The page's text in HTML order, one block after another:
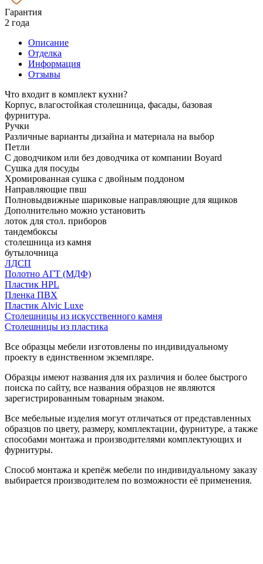
Гарантия
2 года
Описание
Отделка
Информация
Отзывы
Что входит в комплект кухни?
Корпус, влагостойкая столешница, фасады, базовая
фурнитура.
Ручки
Различные варианты дизайна и материала на выбор
Петли
С доводчиком или без доводчика от компании Boyard
Сушка для посуды
Хромированная сушка с двойным поддоном
Направляющие пвш
Полновыдвижные шариковые направляющие для ящиков
Дополнительно можно установить
лоток для стол. приборов
тандембоксы
столешница из камня
бутылочница
ЛДСП
Полотно АГТ (МДФ)
Пластик HPL
Пленка ПВХ
Пластик Alvic Luxe
Столешницы из искусственного камня
Столешницы из пластика
Все образцы мебели изготовлены по индивидуальному
проекту в единственном экземпляре.
Образцы имеют названия для их различия и более быстрого
поиска по сайту, все названия образцов не являются
зарегистрированным товарным знаком.
Все мебельные изделия могут отличаться от представленных
образцов по цвету, размеру, комплектации, фурнитуре, а также
способами монтажа и производителями комплектующих и
фурнитуры.
Способ монтажа и крепёж мебели по индивидуальному заказу
выбирается производителем по возможности её применения.